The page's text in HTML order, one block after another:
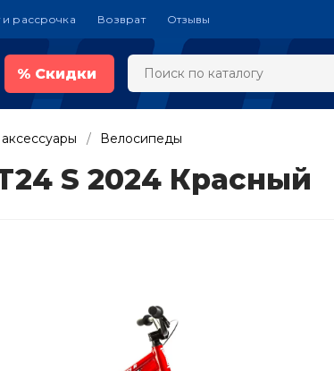
и рассрочка Возврат Отзывы
% Скидки
Велосипеды
S 2024 Красный